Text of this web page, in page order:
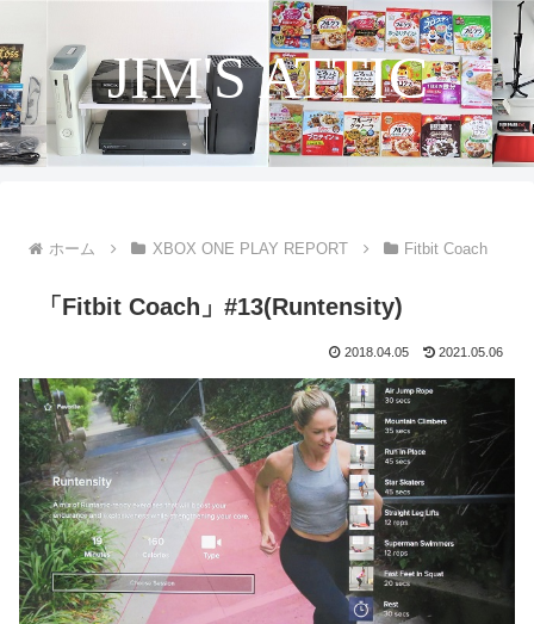
JIM'S ATTIC
ホーム XBOX ONE PLAY REPORT Fitbit Coach
「Fitbit Coach」#13(Runtensity)
2018.04.05 2021.05.06